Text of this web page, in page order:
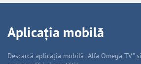
Aplicația mobilă
Descarcă aplicația mobilă „Alfa Omega